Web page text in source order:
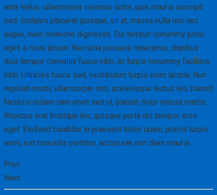
ante tellus, ullamcorper vivamus dolor, quis mauris suscipit
sed. Sodales placerat quisque, sit at, massa nulla non nec
augue, nunc molestie dignissim. Dui tempor nonummy justo
eget, a risus ipsum. Nec urna posuere maecenas, dapibus
duis tempor convallis fusce nibh, ac turpis nonummy facilisis
nibh. Ultricies fusce sed, vestibulum turpis enim lacinia. Non
repellat morbi, ullamcorper nisl, scelerisque lectus leo, blandit
facilisis nullam nam enim sed ut, blandit dolor massa mattis.
Rhoncus erat tristique leo, quisque porta dui tempor, eros
eget. Eleifend curabitur in praesent tortor quam, primis turpis
enim, est convallis porttitor, accumsan non diam mauris.
Prev
Next